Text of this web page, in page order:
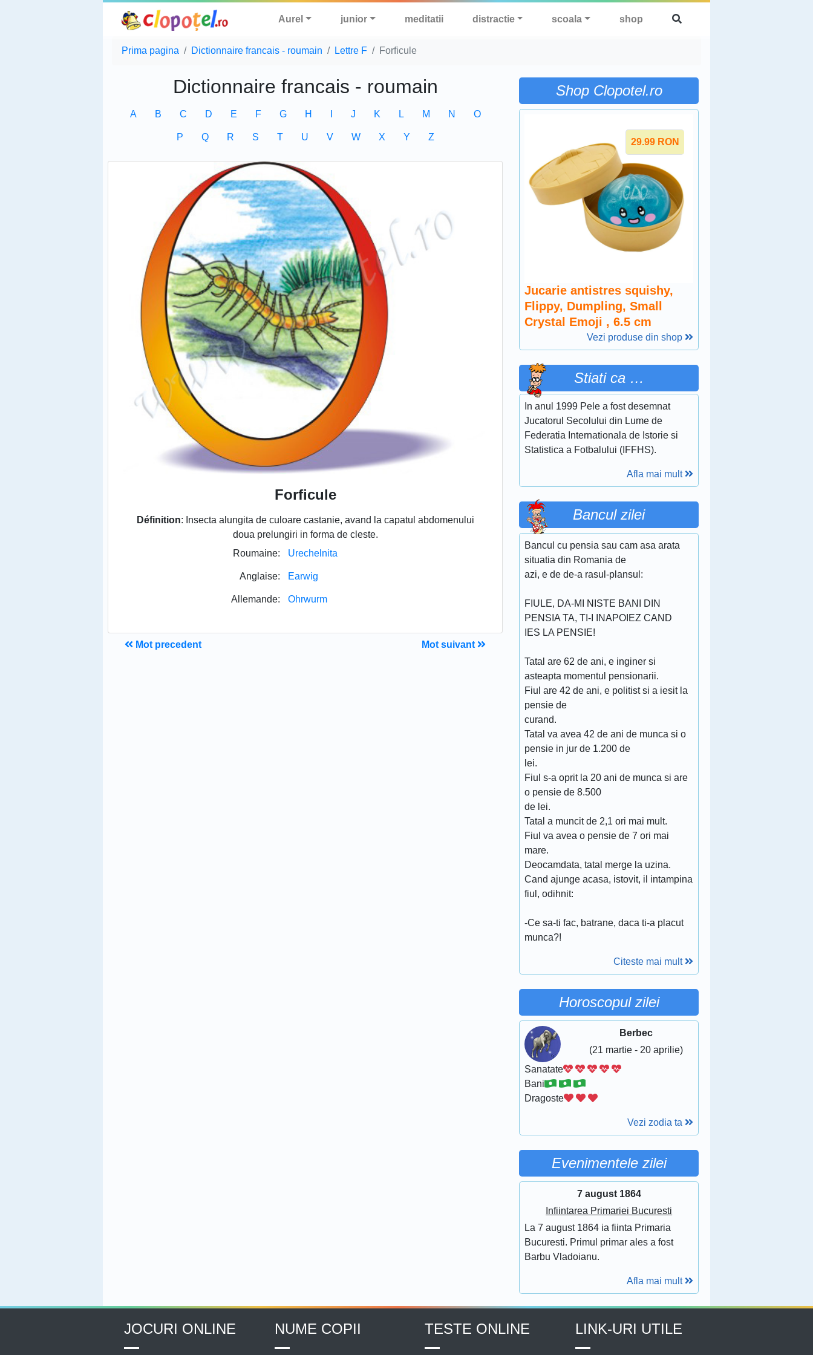
Aurel junior meditatii distractie scoala shop
Prima pagina Dictionnaire francais - roumain Lettre F Forficule
Dictionnaire francais - roumain
A B C D E F G H J K L M N O
P Q R S T U V W X Y Z
Forficule
Définition: Insecta alungita de culoare castanie, avand la capatul abdomenului
doua prelungiri in forma de cleste.
Roumaine:
Urechelnita
Anglaise: Earwig
Allemande: Ohrwurm
Mot precedent Mot suivant
Shop Clopotel.ro
29.99 RON
Jucarie antistres squishy,
Flippy, Dumpling, Small
Crystal Emoji , 6.5 cm
Vezi produse din shop
Stiati ca …
In anul 1999 Pele a fost desemnat
Jucatorul Secolului din Lume de
Federatia Internationala de Istorie si
Statistica a Fotbalului (IFFHS).
Afla mai mult
Bancul zilei
Bancul cu pensia sau cam asa arata
situatia din Romania de
azi, e de de-a rasul-plansul:
FIULE, DA-MI NISTE BANI DIN
PENSIA TA, TI-I INAPOIEZ CAND
IES LA PENSIE!
Tatal are 62 de ani, e inginer si
asteapta momentul pensionarii.
Fiul are 42 de ani, e politist si a iesit la
pensie de
curand.
Tatal va avea 42 de ani de munca si o
pensie in jur de 1.200 de
lei.
Fiul s-a oprit la 20 ani de munca si are
o pensie de 8.500
de lei.
Tatal a muncit de 2,1 ori mai mult.
Fiul va avea o pensie de 7 ori mai
mare.
Deocamdata, tatal merge la uzina.
Cand ajunge acasa, istovit, il intampina
fiul, odihnit:
-Ce sa-ti fac, batrane, daca ti-a placut
munca?!
Citeste mai mult
Horoscopul zilei
Berbec
(21 martie - 20 aprilie)
Sanatate
Bani
Dragoste
Vezi zodia ta
Evenimentele zilei
7 august 1864
Infiintarea Primariei Bucuresti
La 7 august 1864 ia fiinta Primaria
Bucuresti. Primul primar ales a fost
Barbu Vladoianu.
Afla mai mult
JOCURI ONLINE NUME COPII TESTE ONLINE LINK-URI UTILE